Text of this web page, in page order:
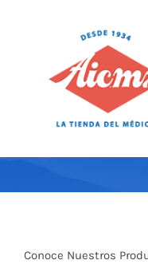
Conoce Nuestros